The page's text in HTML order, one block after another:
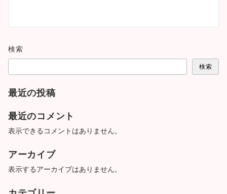
検索
検索
最近の投稿
最近のコメント
表示できるコメントはありません。
アーカイブ
表示するアーカイブはありません。